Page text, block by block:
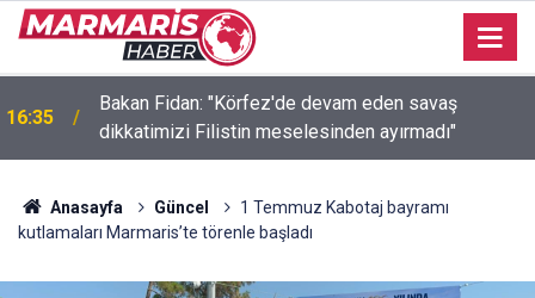
16:35
Bakan Fidan: "Körfez'de devam eden savaş
dikkatimizi Filistin meselesinden ayırmadı"
Anasayfa Güncel
1 Temmuz Kabotaj bayramı
kutlamaları Marmaris’te törenle başladı